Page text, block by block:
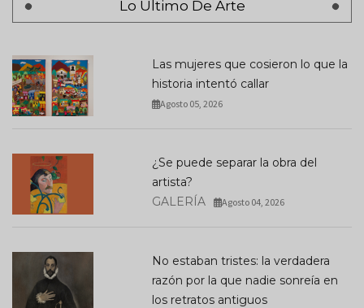
Lo Último De Arte
Las mujeres que cosieron lo que la
historia intentó callar
Agosto 05, 2026
¿Se puede separar la obra del
artista?
GALERÍA
Agosto 04, 2026
No estaban tristes: la verdadera
razón por la que nadie sonreía en
los retratos antiguos